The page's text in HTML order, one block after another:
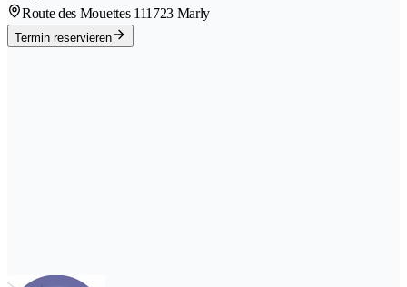
Route des Mouettes 111723 Marly
Termin reservieren